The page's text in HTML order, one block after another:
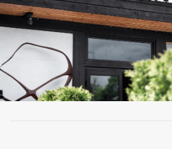
ДЕРЖАТЕЛИ
МАЛАЯ МЕХАНИЗАЦИЯ
ОТПУГИВАТЕЛИ ОТ ПТИЦ,
ГРЫЗУНОВ
САДОВАЯ ОДЕЖДА И ОБУВЬ
САДОВЫЙ ИНСТРУМЕНТ
СЕМЕНА
СРЕДСТВА ЗАЩИТЫ
ВКА И
УХОД
+7 (495) 197 87
87